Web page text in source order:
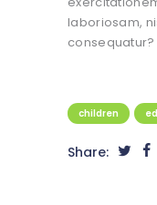
laboriosam,
consequatur?
children
Share: